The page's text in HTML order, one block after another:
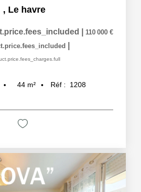
, Le havre
110 000 €
44 m² Réf : 1208